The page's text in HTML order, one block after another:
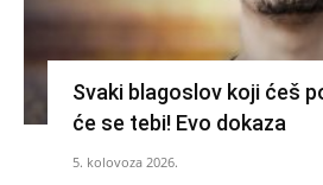
Svaki blagoslov koji ćeš
će se tebi! Evo dokaza
5. kolovoza 2026.